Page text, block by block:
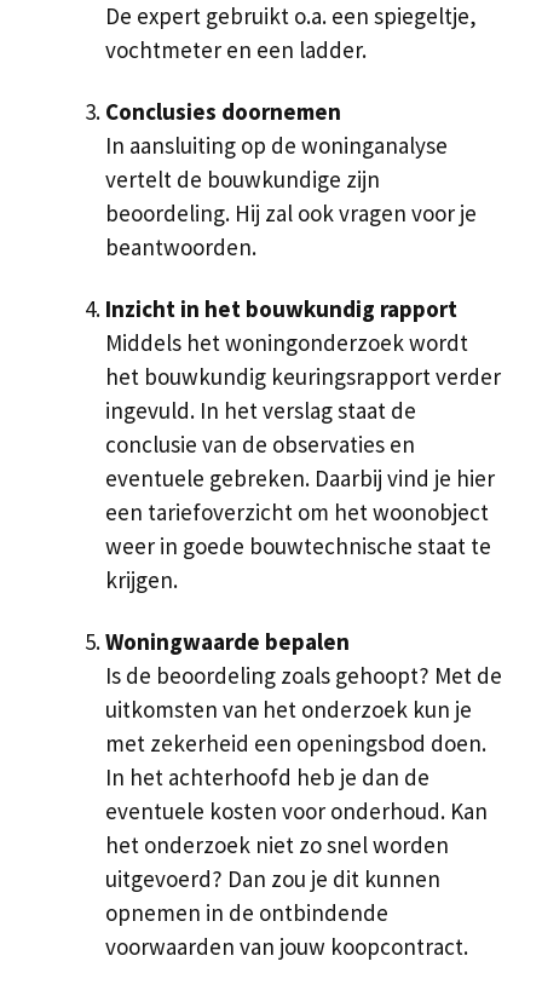
De expert gebruikt o.a. een spiegeltje,
vochtmeter en een ladder.
Conclusies doornemen
In aansluiting op de woninganalyse
vertelt de bouwkundige zijn
beoordeling. Hij zal ook vragen voor je
beantwoorden.
Inzicht in het bouwkundig rapport
Middels het woningonderzoek wordt
het bouwkundig keuringsrapport verder
ingevuld. In het verslag staat de
conclusie van de observaties en
eventuele gebreken. Daarbij vind je hier
een tariefoverzicht om het woonobject
weer in goede bouwtechnische staat te
krijgen.
Woningwaarde bepalen
Is de beoordeling zoals gehoopt? Met de
uitkomsten van het onderzoek kun je
met zekerheid een openingsbod doen.
In het achterhoofd heb je dan de
eventuele kosten voor onderhoud. Kan
het onderzoek niet zo snel worden
uitgevoerd? Dan zou je dit kunnen
opnemen in de ontbindende
voorwaarden van jouw koopcontract.